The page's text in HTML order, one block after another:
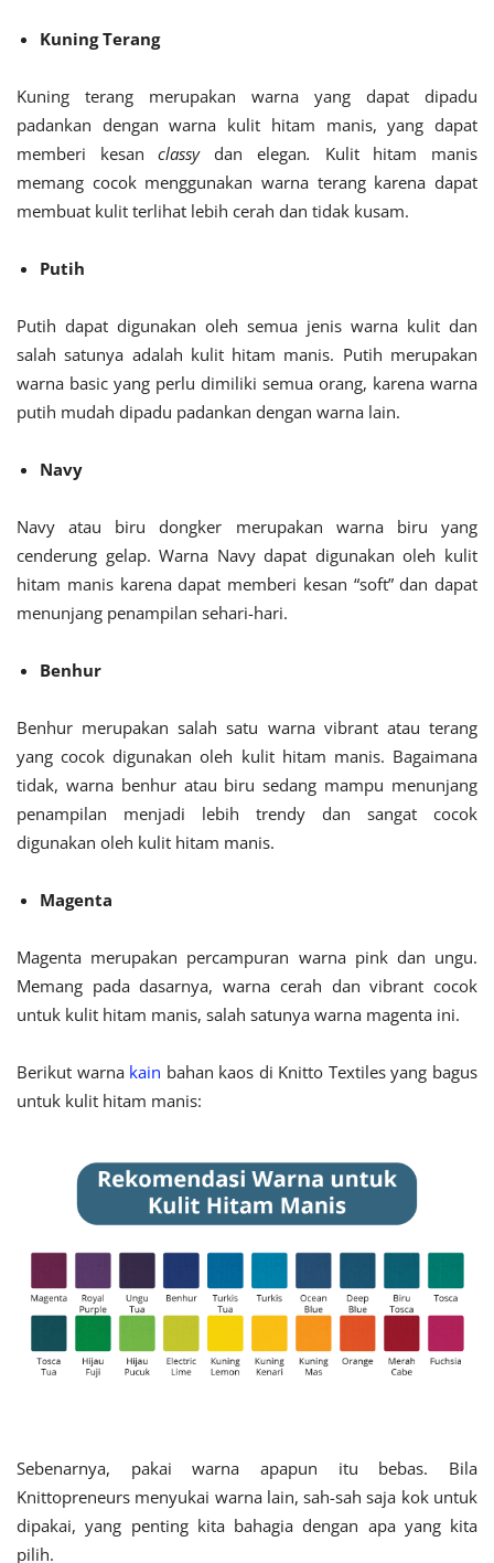
Kuning Terang
Kuning terang merupakan warna yang dapat dipadu
padankan dengan warna kulit hitam manis, yang dapat
memberi kesanclassydan elegan. Kulit hitam manis
memang cocok menggunakan warna terang karena dapat
membuat kulit terlihat lebih cerah dan tidak kusam.
Putih
Putih dapat digunakan oleh semua jenis warna kulit dan
salah satunya adalah kulit hitam manis. Putih merupakan
warna basic yang perlu dimiliki semua orang, karena warna
putih mudah dipadu padankan dengan warna lain.
Navy
Navy atau biru dongker merupakan warna biru yang
cenderung gelap. Warna Navy dapat digunakan oleh kulit
hitam manis karena dapat memberi kesan “soft” dan dapat
menunjang penampilan sehari-hari.
Benhur
Benhur merupakan salah satu warna vibrant atau terang
yang cocok digunakan oleh kulit hitam manis. Bagaimana
tidak, warna benhur atau biru sedang mampu menunjang
penampilan menjadi lebih trendy dan sangat cocok
digunakan oleh kulit hitam manis.
Magenta
Magenta merupakan percampuran warna pink dan ungu.
Memang pada dasarnya, warna cerah dan vibrant cocok
untuk kulit hitam manis, salah satunya warna magenta ini.
Berikut warna kain bahan kaos di Knitto Textiles yang bagus
untuk kulit hitam manis:
Sebenarnya, pakai warna apapun itu bebas. Bila
Knittopreneurs menyukai warna lain, sah-sah saja kok untuk
dipakai, yang penting kita bahagia dengan apa yang kita
pilih.